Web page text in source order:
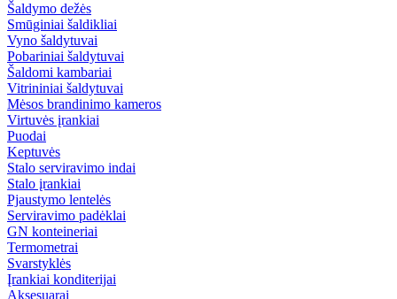
Šaldymo dežės
Smūginiai šaldikliai
Vyno šaldytuvai
Pobariniai šaldytuvai
Šaldomi kambariai
Vitrininiai šaldytuvai
Mėsos brandinimo kameros
Virtuvės įrankiai
Puodai
Keptuvės
Stalo serviravimo indai
Stalo įrankiai
Pjaustymo lentelės
Serviravimo padėklai
GN konteineriai
Termometrai
Svarstyklės
Įrankiai konditerijai
Aksesuarai